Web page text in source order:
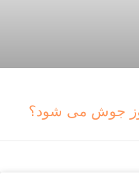
جوش می شود؟